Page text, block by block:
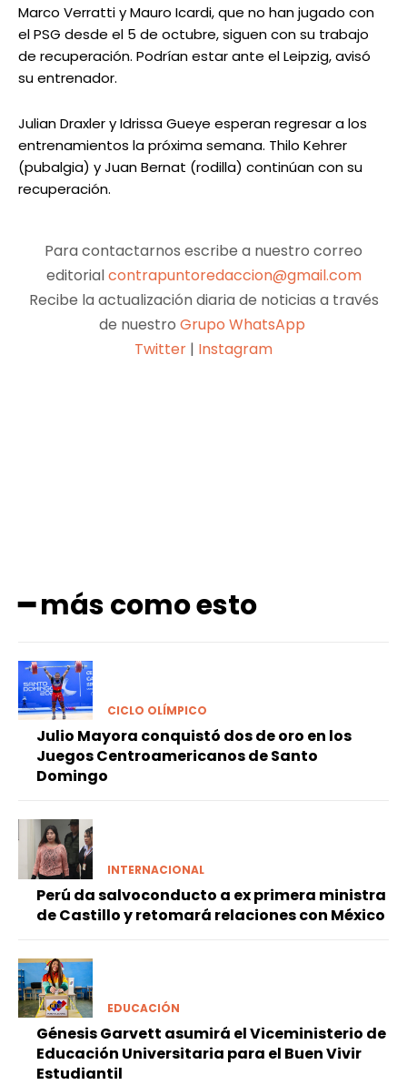
Marco Verratti y Mauro Icardi, que no han jugado con
el PSG desde el 5 de octubre, siguen con su trabajo
de recuperación. Podrían estar ante el Leipzig, avisó
su entrenador.
Julian Draxler y Idrissa Gueye esperan regresar a los
entrenamientos la próxima semana. Thilo Kehrer
(pubalgia) y Juan Bernat (rodilla) continúan con su
recuperación.
Para contactarnos escribe a nuestro correo
editorialcontrapuntoredaccion@gmail.com
Recibe la actualización diaria de noticias a través
de nuestro Grupo WhatsApp
Twitter | Instagram
━ más como esto
CICLO OLÍMPICO
Julio Mayora conquistó dos de oro en los
Juegos Centroamericanos de Santo
Domingo
INTERNACIONAL
Perú da salvoconducto a ex primera ministra
de Castillo y retomará relaciones con México
EDUCACIÓN
Génesis Garvett asumirá el Viceministerio de
Educación Universitaria para el Buen Vivir
Estudiantil